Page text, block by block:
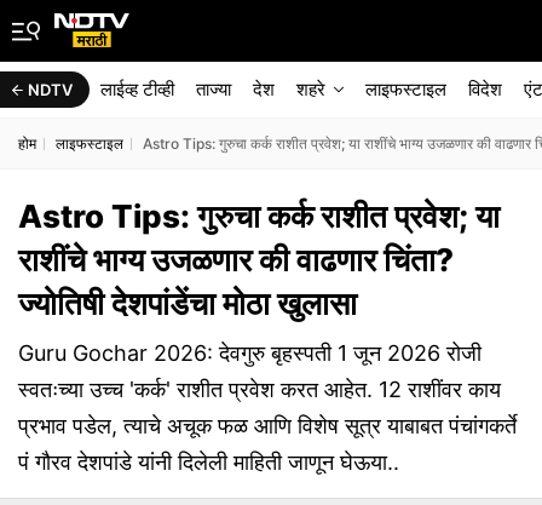
NDTV लाईव्ह टीव्ही ताज्या देश शहरे लाइफस्टाइल विदेश
होम लाइफस्टाइल Astro Tips: गुरुचा कर्क राशीत प्रवेश; या राशींचे भाग्य उजळणार की वाढणार
Astro Tips: गुरुचा कर्क राशीत प्रवेश; या
राशींचे भाग्य उजळणार की वाढणार चिंता?
ज्योतिषी देशपांडेंचा मोठा खुलासा
Guru Gochar 2026: देवगुरु बृहस्पती 1 जून 2026 रोजी
स्वतःच्या उच्च 'कर्क' राशीत प्रवेश करत आहेत. 12 राशींवर काय
प्रभाव पडेल, त्याचे अचूक फळ आणि विशेष सूत्र याबाबत पंचांगकर्ते
पं गौरव देशपांडे यांनी दिलेली माहिती जाणून घेऊया..